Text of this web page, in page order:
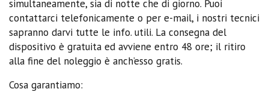
simultaneamente, sia di notte che di giorno. Puoi
contattarci telefonicamente o per e-mail, i nostri tecnici
sapranno darvi tutte le info. utili. La consegna del
dispositivo è gratuita ed avviene entro 48 ore; il ritiro
alla fine del noleggio è anch’esso gratis.
Cosa garantiamo: